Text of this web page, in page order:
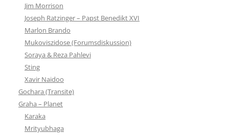
Jim Morrison
Joseph Ratzinger – Papst Benedikt XVI
Marlon Brando
Mukoviszidose (Forumsdiskussion)
Soraya & Reza Pahlevi
Sting
Xavir Naidoo
Gochara (Transite)
Graha – Planet
Karaka
Mrityubhaga